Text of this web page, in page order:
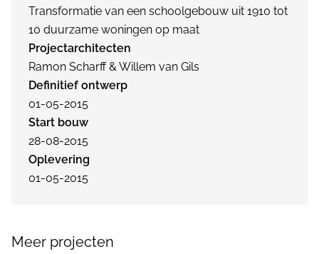
Transformatie van een schoolgebouw uit 1910 tot
10 duurzame woningen op maat
Projectarchitecten
Ramon Scharff & Willem van Gils
Definitief ontwerp
01-05-2015
Start bouw
28-08-2015
Oplevering
01-05-2015
Meer projecten